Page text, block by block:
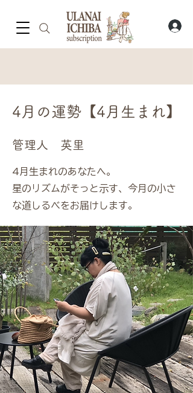
4月の運勢【4月生まれ】
管理人 英里
4月生まれのあなたへ。
星のリズムがそっと示す、今月の小さ
な道しるべをお届けします。